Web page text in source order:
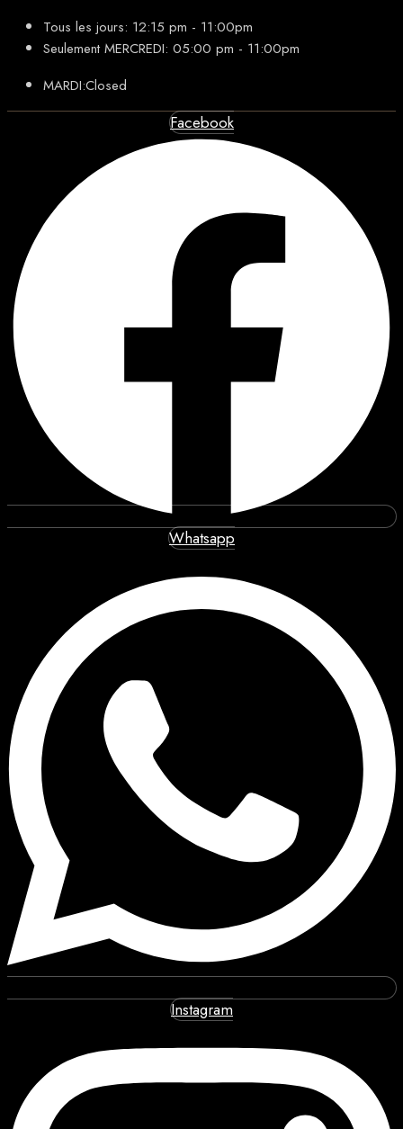
Tous les jours: 12:15 pm - 11:00pm
Seulement MERCREDI: 05:00 pm - 11:00pm
MARDI:Closed
Facebook
Whatsapp
Instagram